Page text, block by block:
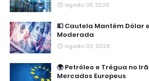
agosto 05, 2026
💵 Cautela Mantém Dólar
Moderada
agosto 03, 2026
🌍 Petróleo e Trégua no
Mercados Europeus